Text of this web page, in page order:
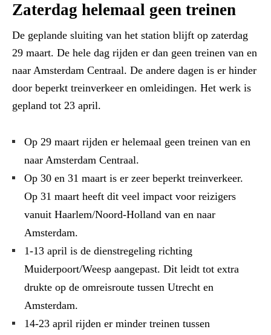
Zaterdag helemaal geen treinen
De geplande sluiting van het station blijft op zaterdag
29 maart. De hele dag rijden er dan geen treinen van en
naar Amsterdam Centraal. De andere dagen is er hinder
door beperkt treinverkeer en omleidingen. Het werk is
gepland tot 23 april.
Op 29 maart rijden er helemaal geen treinen van en
naar Amsterdam Centraal.
Op 30 en 31 maart is er zeer beperkt treinverkeer.
Op 31 maart heeft dit veel impact voor reizigers
vanuit Haarlem/Noord-Holland van en naar
Amsterdam.
1-13 april is de dienstregeling richting
Muiderpoort/Weesp aangepast. Dit leidt tot extra
drukte op de omreisroute tussen Utrecht en
Amsterdam.
14-23 april rijden er minder treinen tussen